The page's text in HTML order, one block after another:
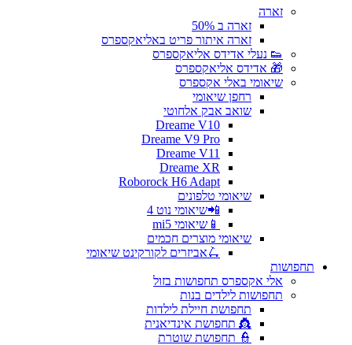
זארה
זארה ב 50%
זארה איתור פריט באליאקספרס
👟 נעלי אדידס אליאקספרס
🎁 אדידס אליאקספרס
שיאומי באלי אקספרס
רחפן שיאומי
שואב אבק אלחוטי
Dreame V10
Dreame V9 Pro
Dreame V11
Dreame XR
Roborock H6 Adapt
שיאומי טלפונים
📲שיאומי נוט 4
📱שיאומי mi5
שיאומי מוצרים חכמים
🛴אביזרים לקורקינט שיאומי
תחפושות
אלי אקספרס תחפושות בזול
תחפושות לילדים בנות
תחפושת חיילת לילדות
👸 תחפושת אינדיאנית
👮 תחפושת שוטרת